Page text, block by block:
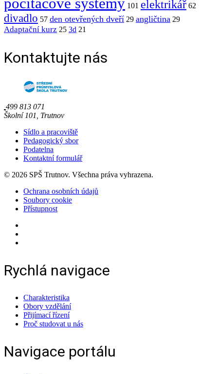
101 elektrikář 62
divadlo 57 den otevřených dveří 29 angličtina 29
Adaptační kurz 25 3d 21
Kontaktujte nás
499 813 071
Školní 101, Trutnov
Sídlo a pracoviště
Pedagogický sbor
Podatelna
Kontaktní formulář
© 2026 SPŠ Trutnov. Všechna práva vyhrazena.
Ochrana osobních údajů
Soubory cookie
Přístupnost
Rychlá navigace
Charakteristika
Obory vzdělání
Přijímací řízení
Proč studovat u nás
Navigace portálu